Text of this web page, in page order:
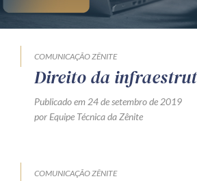
COMUNICAÇÃO ZÊNITE
Direito da
Publicado em 24 de setembro de 2019
por Equipe Técnica da Zênite
COMUNICAÇÃO ZÊNITE